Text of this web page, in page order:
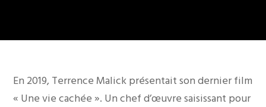
En 2019, Terrence Malick présentait son dernier film
« Une vie cachée ». Un chef d’œuvre saisissant pour